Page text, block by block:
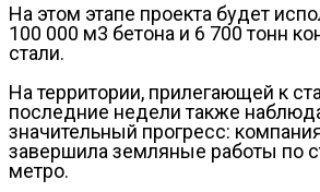
На этом этапе проекта будет
100 000 м3 бетона и 6 700 тонн
стали.
На территории, прилегающей к
последние недели также
значительный прогресс:
завершила земляные работы по
метро.